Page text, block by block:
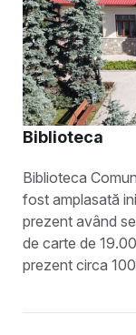
Biblioteca
Biblioteca
fost amplasată
prezent având
de carte de
prezent circa